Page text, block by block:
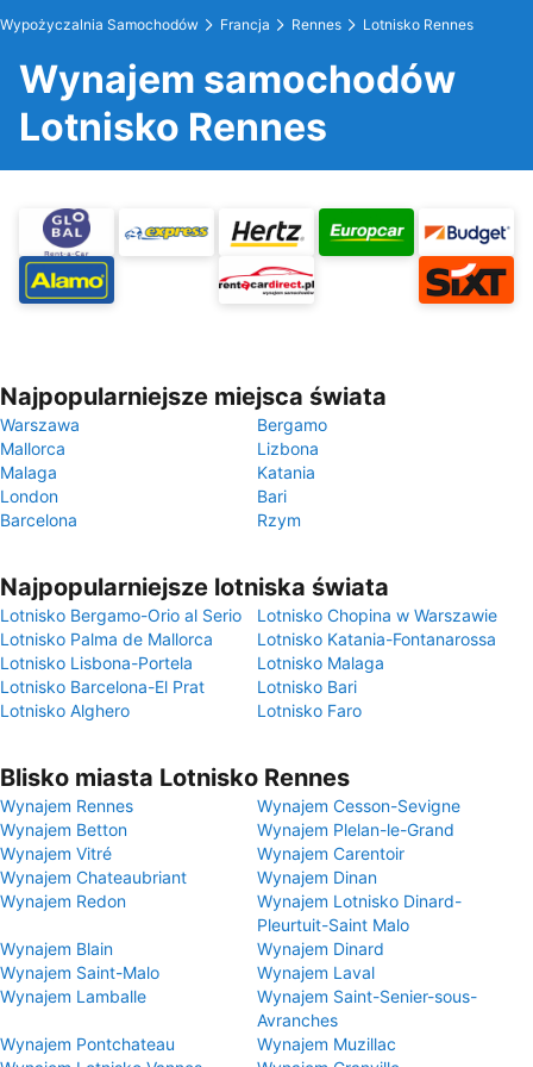
Wypożyczalnia Samochodów Francja Rennes Lotnisko Rennes
Wynajem samochodów
Lotnisko Rennes
Najpopularniejsze miejsca świata
Warszawa
Bergamo
Mallorca
Lizbona
Malaga
Katania
London
Bari
Barcelona
Rzym
Najpopularniejsze lotniska świata
Lotnisko Bergamo-Orio al Serio
Lotnisko Chopina w Warszawie
Lotnisko Palma de Mallorca
Lotnisko Katania-Fontanarossa
Lotnisko Lisbona-Portela
Lotnisko Malaga
Lotnisko Barcelona-El Prat
Lotnisko Bari
Lotnisko Alghero
Lotnisko Faro
Blisko miasta Lotnisko Rennes
Wynajem Rennes
Wynajem Cesson-Sevigne
Wynajem Betton
Wynajem Plelan-le-Grand
Wynajem Vitré
Wynajem Carentoir
Wynajem Chateaubriant
Wynajem Dinan
Wynajem Redon
Wynajem Lotnisko Dinard-
Pleurtuit-Saint Malo
Wynajem Blain
Wynajem Dinard
Wynajem Saint-Malo
Wynajem Laval
Wynajem Lamballe
Wynajem Saint-Senier-sous-
Avranches
Wynajem Pontchateau
Wynajem Muzillac